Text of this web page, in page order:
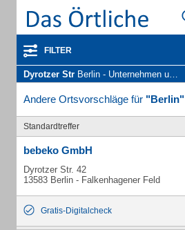
FILTER
Dyrotzer Str Berlin - Unternehmen und Personen
Andere Ortsvorschläge für "Berlin"
Standardtreffer
bebeko GmbH
Dyrotzer Str. 42
13583 Berlin - Falkenhagener Feld
Gratis-Digitalcheck